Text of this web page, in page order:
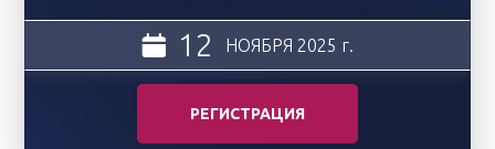
РЕГИСТРАЦИЯ
12 НОЯБРЯ 2025 г.